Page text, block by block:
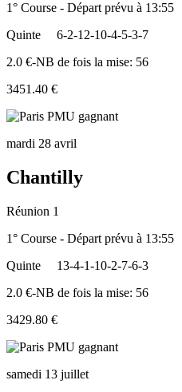
1° Course - Départ prévu à 13:55
Quinte
6-2-12-10-4-5-3-7
2.0 €-NB de fois la mise: 56
3451.40 €
mardi 28 avril
Chantilly
Réunion 1
1° Course - Départ prévu à 13:55
Quinte
13-4-1-10-2-7-6-3
2.0 €-NB de fois la mise: 56
3429.80 €
samedi 13 juillet